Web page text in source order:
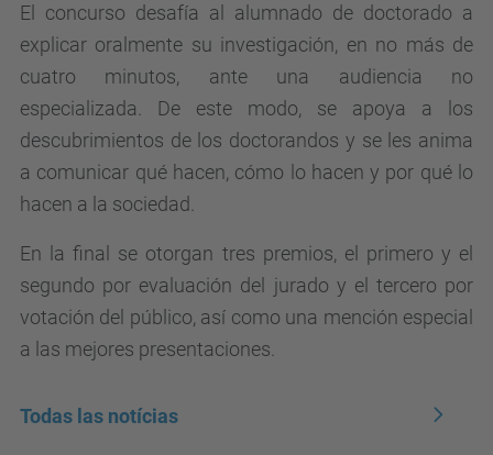
El concurso desafía al alumnado de doctorado a
explicar oralmente su investigación, en no más de
cuatro minutos, ante una audiencia no
especializada. De este modo, se apoya a los
descubrimientos de los doctorandos y se les anima
a comunicar qué hacen, cómo lo hacen y por qué lo
hacen a la sociedad.
En la final se otorgan tres premios, el primero y el
segundo por evaluación del jurado y el tercero por
votación del público, así como una mención especial
a las mejores presentaciones.
Todas las notícias